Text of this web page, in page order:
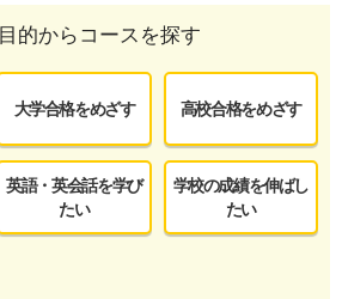
目的からコースを探す
大学合格をめざす 高校合格をめざす
英語・英会話を学び
たい
学校の成績を伸ばし
たい